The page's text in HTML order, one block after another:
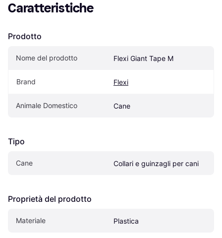
Caratteristiche
Prodotto
Nome del prodotto Flexi Giant Tape M
Brand Flexi
Animale Domestico Cane
Tipo
Cane Collari e guinzagli per cani
Proprietà del prodotto
Materiale Plastica